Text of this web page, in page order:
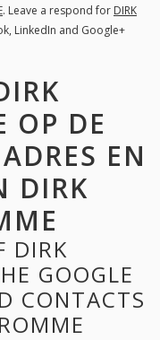
. Leave a respond for DIRK
LinkedIn and Google+
OP DE
EN
DIRK
DIRK
GOOGLE
CONTACTS